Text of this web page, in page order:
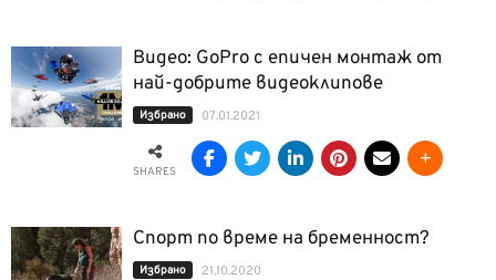
Видео: GoPro с епичен монтаж от
най-добрите видеоклипове
Избрано 07.01.2021
SHARES
Спорт по време на бременност?
Избрано 21.10.2020